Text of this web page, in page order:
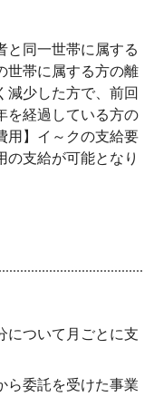
同一世帯に属する
世帯に属する方の離
減少した方で、前回
を経過している方の
用】イ～クの支給要
の支給が可能となり
ついて月ごとに支
委託を受けた事業